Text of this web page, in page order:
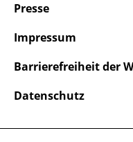
Presse
Impressum
Barrierefreiheit der
Datenschutz